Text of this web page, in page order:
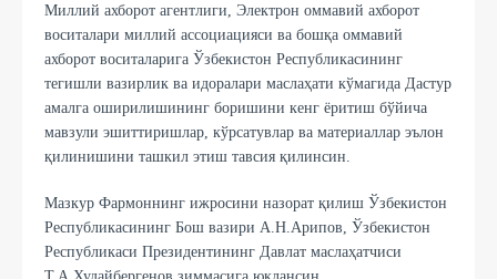
Миллий ахборот агентлиги, Электрон оммавий ахборот
воситалари миллий ассоциацияси ва бошқа оммавий
ахборот воситаларига Ўзбекистон Республикасининг
тегишли вазирлик ва идоралари маслаҳати кўмагида Дастур
амалга оширилишининг боришини кенг ёритиш бўйича
мавзули эшиттиришлар, кўрсатувлар ва материаллар эълон
қилинишини ташкил этиш тавсия қилинсин.
Мазкур Фармоннинг ижросини назорат қилиш Ўзбекистон
Республикасининг Бош вазири А.Н.Арипов, Ўзбекистон
Республикаси Президентининг Давлат маслаҳатчиси